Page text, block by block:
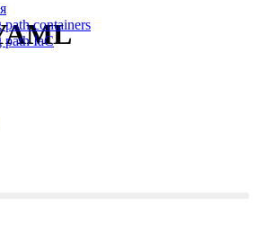
path containers
path IaC